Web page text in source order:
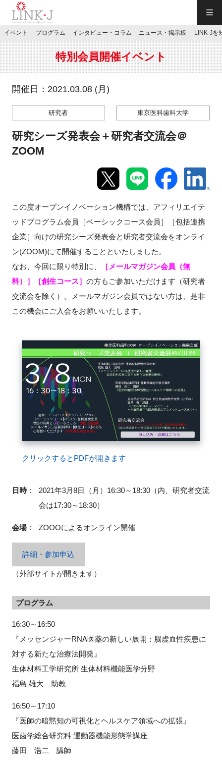
JP／EN
特別会員専用メニュー
施設ご予約
マイページ
新規登録
イベント
プログラム
LINK-Jを知る
特別会員
施設・アクセス
イベント プログラム インタビュー・コラム ニュース・掲示板 LINK-Jを
特別会員開催イベント
開催日：2021.03.08 (月)
研究者 東京医科歯科大学
研究シーズ発表会＋研究者交流会＠
ZOOM
この度オープンイノベーション機構では、アフィリエイテ
ッドプログラム会員［ベーシックコース会員］［包括連携
企業］向けの研究シーズ発表会と研究者交流会をオンライ
ン(ZOOM)にて開催することといたしました。
なお、今回に限り特別に、
［メールマガジン会員（無
料）］［創生コース］ の方もご参加いただけます（研究者
交流会を除く）。メールマガジン会員ではない方は、是非
この機会にご入会をお願いいたします。
クリックするとPDFが開きます
日時：
2021年3月8日（月）16:30～18:30（内、研究者交流
会は17:30～18:30）
会場： ZOOOによるオンライン開催
詳細・参加申込
（外部サイトが開きます）
プログラム
16:30～16:50
『メッセンジャーRNA医薬の新しい展開：脳虚血性疾患に
対する新たな治療法開発』
生体材料工学研究所 生体材料機能医学分野
福島 雄大 助教
16:50～17:10
『医師の暗黙知の可視化とヘルスケア領域への拡張』
医歯学総合研究科 運動器機能形態学講座
藤田 浩二 講師